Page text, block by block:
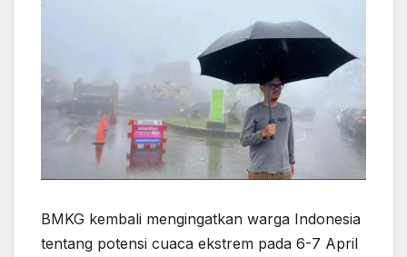
er
BMKG kembali mengingatkan warga Indonesia
tentang potensi cuaca ekstrem pada 6-7 April